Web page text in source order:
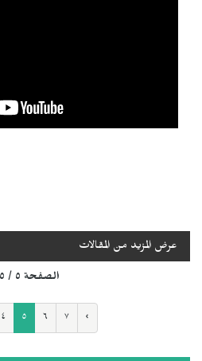
عرض المزيد من المقالات
الصفحة ٥ / ٢٩٥
٤ ٥ ٦ ٧ ›